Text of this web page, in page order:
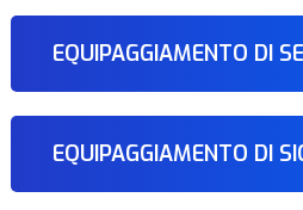
EQUIPAGGIAMENTO DI
EQUIPAGGIAMENTO DI